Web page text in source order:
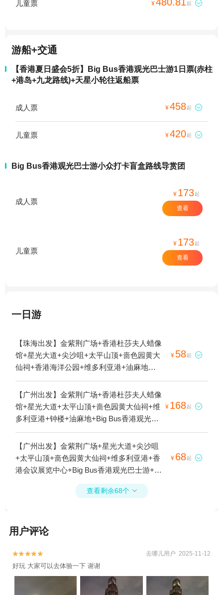
儿童票 ¥ 起 
游船+交通
【香港夏日盛会5折】Big Bus香港观光巴士游1日票(赤柱
+港岛+九龙路线)+天星小轮往返船票
成人票 ¥458起 
儿童票 ¥420起 
Big Bus香港观光巴士游小众打卡盲盒路线导赏团
成人票
¥ 173起
查看
儿童票
¥ 173起
查看
一日游
【珠海出发】金紫荆广场+香港杜莎夫人蜡像
馆+星光大道+尖沙咀+太平山顶+啬色园黄大
仙祠+香港海洋公园+维多利亚港+油麻地
+Big Bus香港观光巴士游+凌霄阁摩天台
428+庙街+中环+天星小轮+砵甸乍街+香港电
车叮叮车+海港城+香港摩天轮+香港故宫文
化博物馆+西九文化区+油麻地果栏+山顶缆
¥ 58起 
【广州出发】金紫荆广场+香港杜莎夫人蜡像
馆+星光大道+太平山顶+啬色园黄大仙祠+维
多利亚港+钟楼+油麻地+Big Bus香港观光巴
士游+凌霄阁摩天台428+庙街+中环+天星小
轮+砵甸乍街+香港电车叮叮车+香港摩天轮
+香港故宫文化博物馆+西九文化区+油麻地
果栏+山顶缆车+启德体育园1日游
¥ 168起 
【广州出发】金紫荆广场+星光大道+尖沙咀
+太平山顶+啬色园黄大仙祠+维多利亚港+香
港会议展览中心+Big Bus香港观光巴士游+天
星小轮+港珠澳大桥游+尖沙咀钟楼+西九艺
术公园+深圳莲塘口岸1日游
¥ 68起 
查看剩余68个 
用户评论

 去哪儿用户 2025-11-12
好玩 大家可以去体验一下 谢谢